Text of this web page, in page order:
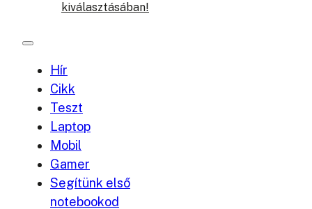
kiválasztásában!
Hír
Cikk
Teszt
Laptop
Mobil
Gamer
Segítünk első
notebookod